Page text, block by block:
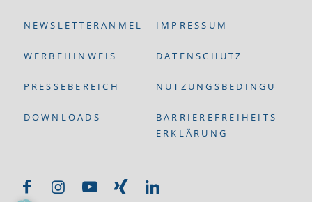
NEWSLETTERANMELDUNG
WERBEHINWEIS
PRESSEBEREICH
DOWNLOADS
IMPRESSUM
DATENSCHUTZ
NUTZUNGSBEDINGUNGEN
BARRIEREFREIHEITS-
ERKLÄRUNG